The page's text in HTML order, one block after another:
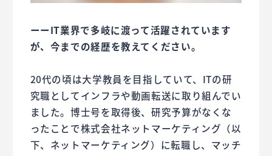
ーーIT業界で多岐に渡って活躍されています
が、今までの経歴を教えてください。
20代の頃は大学教員を目指していて、ITの研
究職としてインフラや動画転送に取り組んでい
ました。博士号を取得後、研究予算がなくな
ったことで株式会社ネットマーケティング（以
下、ネットマーケティング）に転職し、マッチ